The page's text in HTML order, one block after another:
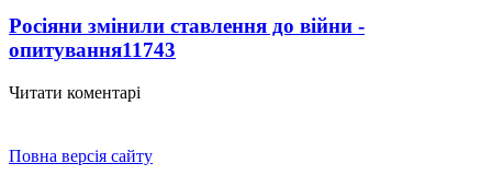
Росіяни змінили ставлення до війни -
опитування11743
Читати коментарі
Повна версія сайту